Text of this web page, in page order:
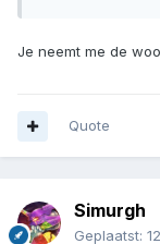
Je neemt me de
Quote
Simurgh
Geplaatst: